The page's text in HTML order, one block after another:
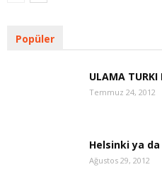
Popüler
ULAMA TURKI
Temmuz 24, 2012
Helsinki ya
Ağustos 29, 2012